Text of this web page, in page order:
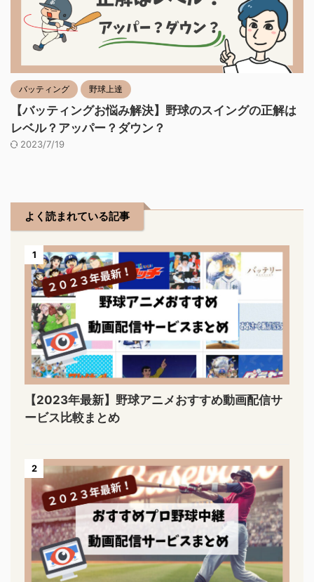
バッティング 野球上達
【バッティングお悩み解決】野球のスイングの正解は
レベル？アッパー？ダウン？
2023/7/19
よく読まれている記事
1
【2023年最新】野球アニメおすすめ動画配信サ
ービス比較まとめ
2